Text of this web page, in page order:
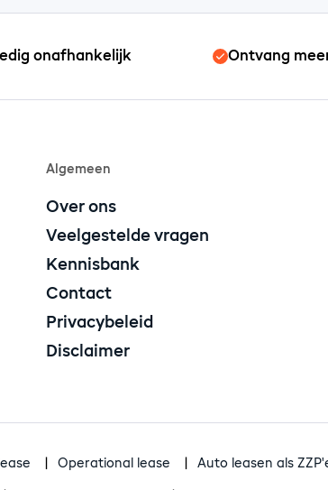
onafhankelijk Ontvang
Algemeen
Over ons
Veelgestelde vragen
Kennisbank
Contact
Privacybeleid
Disclaimer
Operational lease Auto leasen als